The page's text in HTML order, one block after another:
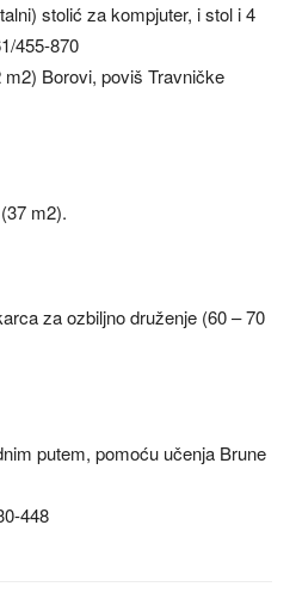
stolić za kompjuter, i stol i 4
455-870
Borovi, poviš Travničke
m2).
za ozbiljno druženje (60 – 70
putem, pomoću učenja Brune
448